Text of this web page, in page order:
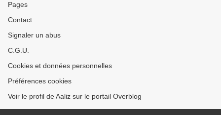
Pages
Contact
Signaler un abus
C.G.U.
Cookies et données personnelles
Préférences cookies
Voir le profil de Aaliz sur le portail Overblog